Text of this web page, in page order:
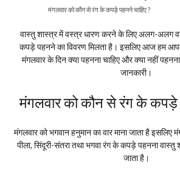
मंगलवार को कौन से रंग के कपड़े पहनने चाहिए ?
वास्तु शास्त्र में वस्त्र धारण करने के लिए अलग-अलग
कपड़े पहनने का विवरण मिलता है। इसलिए आज हम
मंगलवार के दिन क्या पहनना चाहिए और क्या नहीं
जानकारी।
मंगलवार को कौन से रंग के कपड़े
मंगलवार को भगवान हनुमान का वार माना जाता है इसलिए
पीला, सिंदूरी-संतरा तथा भगवा रंग के कपड़े पहनना
जाता है।